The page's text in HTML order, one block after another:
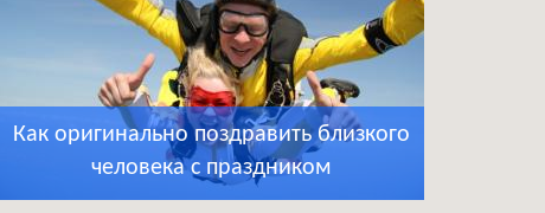
Как оригинально поздравить близкого
человека с праздником